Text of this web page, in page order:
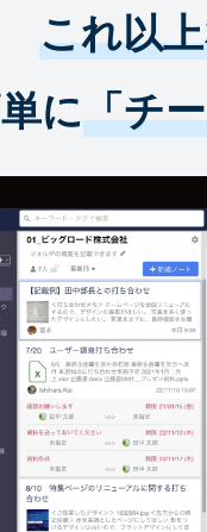
これ以
に「チ